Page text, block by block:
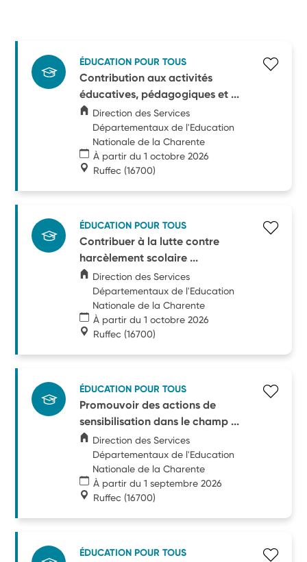
ÉDUCATION POUR TOUS
Contribution aux activités
éducatives, pédagogiques et ...
Direction des Services
Départementaux de l'Education
Nationale de la Charente
À partir du 1 octobre 2026
Ruffec (16700)
ÉDUCATION POUR TOUS
Contribuer à la lutte contre
harcèlement scolaire ...
Direction des Services
Départementaux de l'Education
Nationale de la Charente
À partir du 1 octobre 2026
Ruffec (16700)
ÉDUCATION POUR TOUS
Promouvoir des actions de
sensibilisation dans le champ ...
Direction des Services
Départementaux de l'Education
Nationale de la Charente
À partir du 1 septembre 2026
Ruffec (16700)
ÉDUCATION POUR TOUS